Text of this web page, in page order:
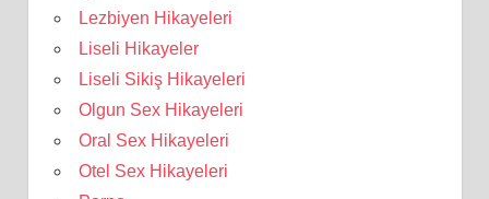
Lezbiyen Hikayeleri
Liseli Hikayeler
Liseli Sikiş Hikayeleri
Olgun Sex Hikayeleri
Oral Sex Hikayeleri
Otel Sex Hikayeleri